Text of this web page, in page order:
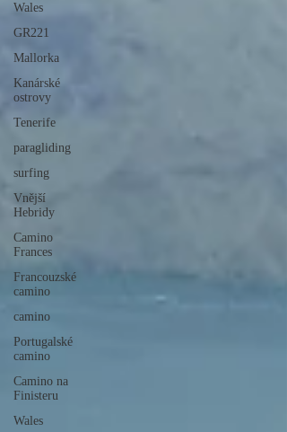
Wales
GR221
Mallorka
Kanárské
ostrovy
Tenerife
paragliding
surfing
Vnější
Hebridy
Camino
Frances
Francouzské
camino
camino
Portugalské
camino
Camino na
Finisteru
Wales